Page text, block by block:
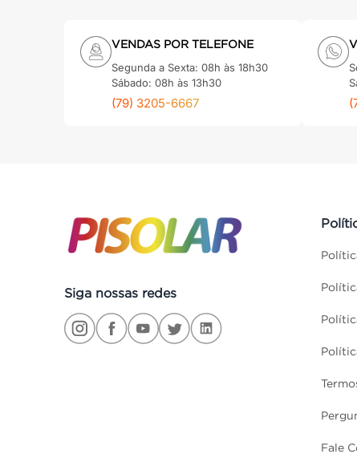
VENDAS POR TELEFONE
Segunda a Sexta: 08h às 18h30
Sábado: 08h às 13h30
(79) 3205-6667
Siga nossas redes
Fale